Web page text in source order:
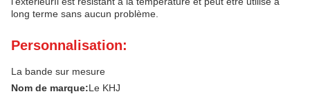
long terme sans aucun problème.
Personnalisation:
La bande sur mesure
Nom de marque:Le KHJ